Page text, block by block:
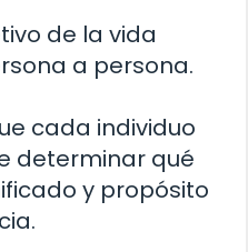
de la vida
a persona.
cada individuo
determinar qué
y propósito